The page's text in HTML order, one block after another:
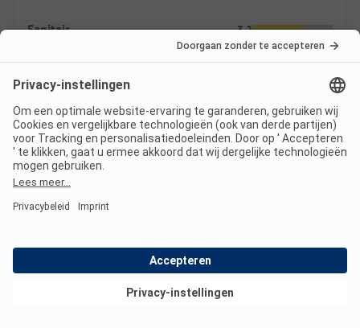
Sanitair 3.2
Kwaliteit sanitair
Terrein
Bekijk deals